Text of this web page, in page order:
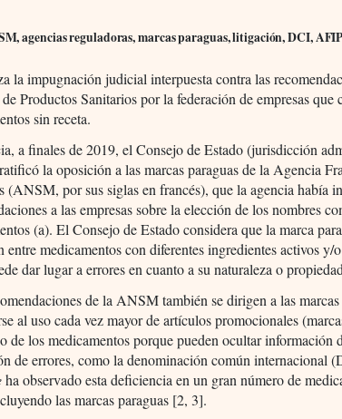
agencias reguladoras, marcas paraguas, litigación, DCI,
la impugnación judicial interpuesta contra las
de Productos Sanitarios por la federación de empresas que
sin receta.
a finales de 2019, el Consejo de Estado (jurisdicción
la oposición a las marcas paraguas de la Agencia
(ANSM, por sus siglas en francés), que la agencia había
a las empresas sobre la elección de los nombres
(a). El Consejo de Estado considera que la marca
entre medicamentos con diferentes ingredientes activos
dar lugar a errores en cuanto a su naturaleza o
de la ANSM también se dirigen a las
al uso cada vez mayor de artículos promocionales
de los medicamentos porque pueden ocultar información
de errores, como la denominación común internacional
ha observado esta deficiencia en un gran número de
las marcas paraguas [2, 3].